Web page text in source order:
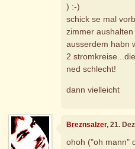
) :-)
schick se mal
zimmer aushalten
ausserdem habn
2
ned schlecht!
dann vielleicht
Breznsalzer, 21.
ohoh ("oh mann"